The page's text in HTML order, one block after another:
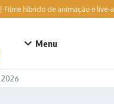
híbrido de animação e live-
Menu